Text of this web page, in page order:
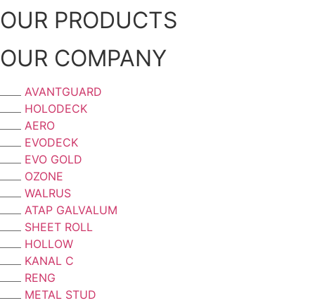
OUR PRODUCTS
OUR COMPANY
AVANTGUARD
HOLODECK
AERO
EVODECK
EVO GOLD
OZONE
WALRUS
ATAP GALVALUM
SHEET ROLL
HOLLOW
KANAL C
RENG
METAL STUD